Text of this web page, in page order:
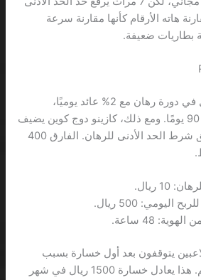
ريال. مقارنة هاته الأرقام كأنها مقارنة سرعة
إذا استثمرت 1000 ريال في دورة رهان مع 2% عائد يوميًا،
ستحقق 1200 ريال بعد 90 يومًا. ومع ذلك، كازينو دوج كوين يضيف
0.8% فقط عندما يتحقق شرط الحد الأدنى للرهان. الفارق 400
10 ريال.
اليومي: 500 ريال.
48 ساعة.
أن 4 من كل 10 لاعبين يتوقفون بعد أول خسارة بسبب
سحب 15% من رصيدهم. هذا يعادل خسارة 1500 ريال في شهر